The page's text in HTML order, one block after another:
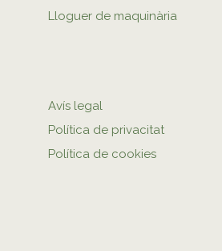
Lloguer de maquinària
Avís legal
Política de privacitat
Política de cookies